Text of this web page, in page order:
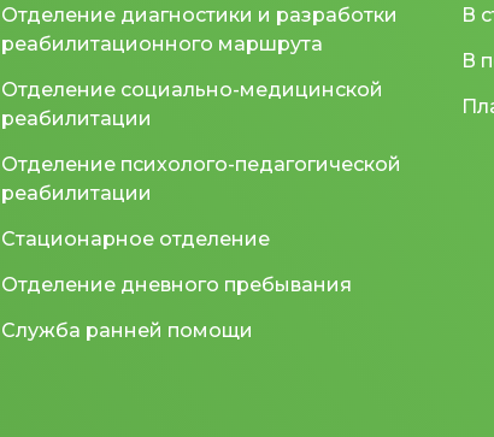
Отделение диагностики и разработки
реабилитационного маршрута
Отделение социально-медицинской
реабилитации
Отделение психолого-педагогической
реабилитации
Стационарное отделение
Отделение дневного пребывания
Служба ранней помощи
В
В